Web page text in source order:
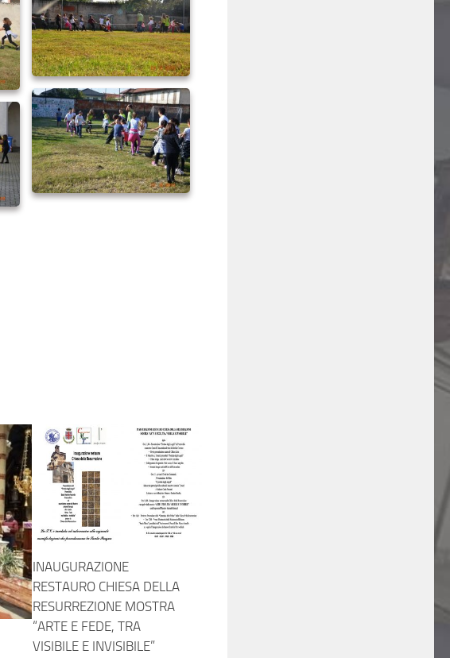
INAUGURAZIONE
RESTAURO CHIESA DELLA
RESURREZIONE MOSTRA
“ARTE E FEDE, TRA
VISIBILE E INVISIBILE”